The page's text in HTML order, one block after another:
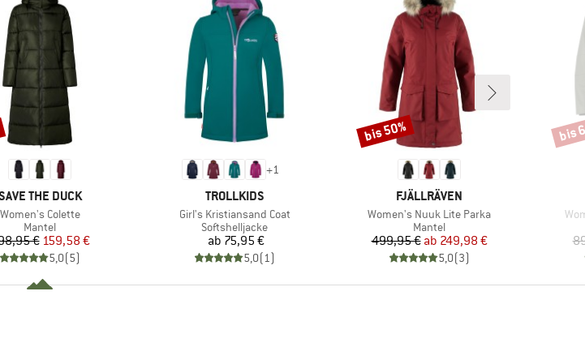
THE DUCK
Artikel
Women's Colette
Produktgruppe
Mantel
Preis
€reduzierter Preis
159,58 €
5,0(5)
+1
MARKE
TROLLKIDS
Artikel
Girl's Kristiansand Coat
Produktgruppe
Softshelljacke
Preis
ab 75,95 €
5,0(1)
MARKE
FJÄLLRÄVEN
Artikel
Women's Nuuk Lite Parka
Produktgruppe
Mantel
Preis
499,95 € reduzierter Preis
ab 249,98 €
5,0(3)
Rabatt
bis 50% bis